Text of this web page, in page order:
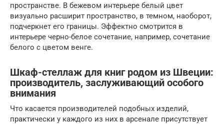
пространстве. В бежевом интерьере белый цвет
визуально расширит пространство, в темном, наоборот,
подчеркнет его границы. Эффектно смотрится в
интерьере черно-белое сочетание, например, сочетание
белого с цветом венге.
Шкаф-стеллаж для книг родом из Швеции:
производитель, заслуживающий особого
внимания
Что касается производителей подобных изделий,
практически у каждого из них в арсенале присутствует